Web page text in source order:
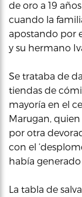
de oro a 19
cuando la
apostando por
y su hermano
Se trataba de
tiendas de
mayoría en el
Marugan,
por otra
con el
había generado
La tabla de